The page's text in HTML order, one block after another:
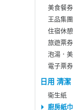
美食餐券
王品集團
住宿休憩
旅遊票券
泡湯．
電子票
日用 清
衛生紙
廚房紙